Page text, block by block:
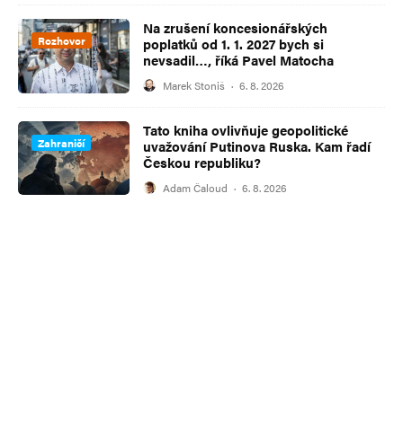
Rozhovor
Na zrušení koncesionářských
poplatků od 1. 1. 2027 bych si
nevsadil…, říká Pavel Matocha
Marek Stoniš · 6. 8. 2026
Zahraničí
Tato kniha ovlivňuje geopolitické
uvažování Putinova Ruska. Kam řadí
Českou republiku?
Adam Čaloud · 6. 8. 2026